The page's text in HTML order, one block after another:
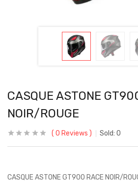
CASQUE ASTONE
NOIR/ROUGE
0 Reviews Sold: 0
CASQUE ASTONE GT900 RACE NOIR/